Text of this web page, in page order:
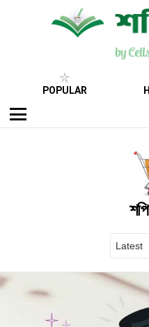
POPULAR
Menu